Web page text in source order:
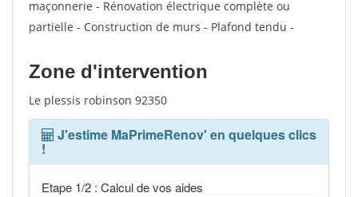
maçonnerie - Rénovation électrique complète ou
partielle - Construction de murs - Plafond tendu -
Zone d'intervention
Le plessis robinson 92350